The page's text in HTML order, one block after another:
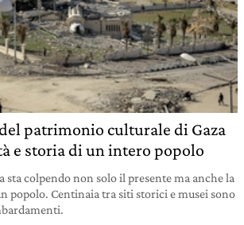
patrimonio culturale di Gaza
e storia di un intero popolo
sta colpendo non solo il presente ma anche la
popolo. Centinaia tra siti storici e musei sono